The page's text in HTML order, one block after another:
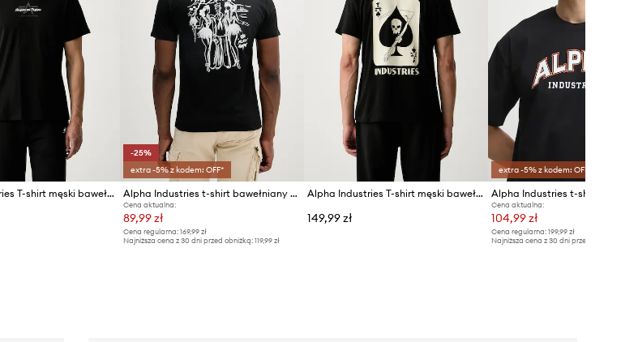
Alpha Industries T-shirt męski bawełniany Foam Middle
-25%
extra -5% z kodem: OFF*
Alpha Industries t-shirt bawełniany Aloha T BP
Cena aktualna:
89,99 zł
Cena regularna: 169,99 zł
Najniższa cena z 30 dni przed obniżką: 119,99 zł
Alpha Industries T-shirt męski bawełniany Skull Ops
149,99 zł
extra -5% z kodem: OFF*
Cena aktualna:
104,99 zł
Cena regularna: 199,99 zł
Najniższa cena z 30 dni przed obniżką: